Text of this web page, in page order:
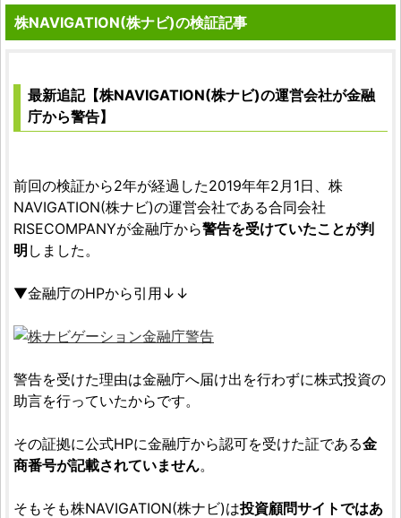
株NAVIGATION(株ナビ)の検証記事
最新追記【株NAVIGATION(株ナビ)の運営会社が金融
庁から警告】
前回の検証から2年が経過した2019年年2月1日、株
NAVIGATION(株ナビ)の運営会社である合同会社
RISECOMPANYが金融庁から警告を受けていたことが判
明 しました。
▼金融庁のHPから引用↓↓
警告を受けた理由は金融庁へ届け出を行わずに株式投資の
助言を行っていたからです。
その証拠に公式HPに金融庁から認可を受けた証である金
商番号が記載されていません。
そもそも株NAVIGATION(株ナビ)は投資顧問サイトではあ